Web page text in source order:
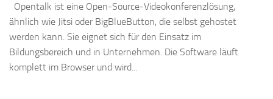
Opentalk ist eine Open-Source-Videokonferenzlösung,
ähnlich wie Jitsi oder BigBlueButton, die selbst gehostet
werden kann. Sie eignet sich für den Einsatz im
Bildungsbereich und in Unternehmen. Die Software läuft
komplett im Browser und wird...